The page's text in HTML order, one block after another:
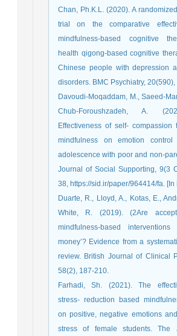
Chan, Ph.K.L. (2020). A
trial on the comparative
mindfulness-based cognitive
health qigong-based cognitive
Chinese people with depression
disorders. BMC Psychiatry, 20(590),
Davoudi-Moqaddam, M., Saeed-
Chub-Foroushzadeh, A.
Effectiveness of self- compassion
mindfulness on emotion control
adolescence with poor and non-
Journal of Social Supporting, 9(3
38, https://sid.ir/paper/964414/fa. [In
Duarte, R., Lloyd, A., Kotas, E.,
White, R. (2019). (2Are
mindfulness‐based
money’? Evidence from a
review. British Journal of Clinical
58(2), 187-210.
Farhadi, Sh. (2021). The
stress- reduction based
on positive, negative emotions
stress of female students. The